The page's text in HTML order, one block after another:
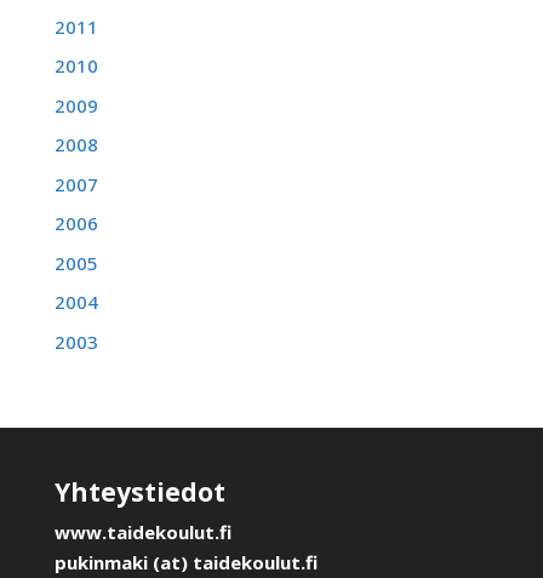
2011
2010
2009
2008
2007
2006
2005
2004
2003
Yhteystiedot
www.taidekoulut.fi
pukinmaki (at) taidekoulut.fi